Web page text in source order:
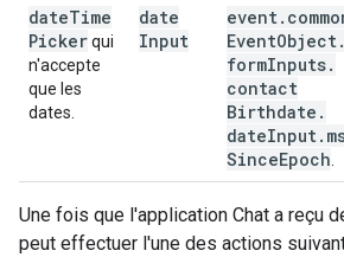
dateTime
Pickerqui
n'accepte
que les
dates.
date
Input
event.
EventObject.
formInputs.
contact
Birthdate .
dateInput.
SinceEpoch
Une fois que l'application Chat a reçu
peut effectuer l'une des actions